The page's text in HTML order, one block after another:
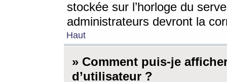
stockée sur l’horloge du
administrateurs devront la
Haut
» Comment puis-je
d’utilisateur ?